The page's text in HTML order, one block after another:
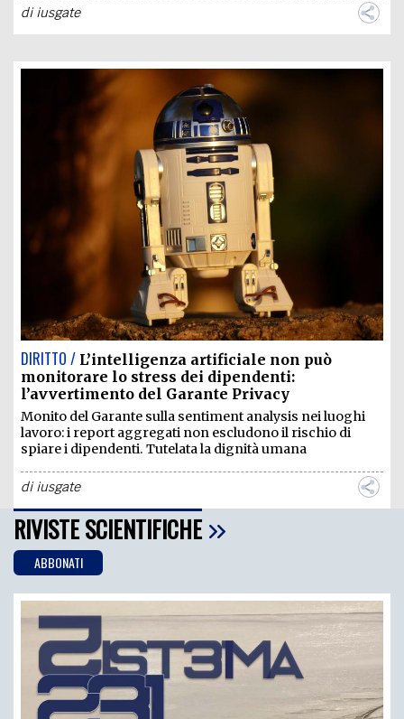
diiusgate
DIRITTO / L’intelligenza artificiale non può
monitorare lo stress dei dipendenti:
l’avvertimento del Garante Privacy
Monito del Garante sulla sentiment analysis nei luoghi
lavoro: i report aggregati non escludono il rischio di
spiare i dipendenti. Tutelata la dignità umana
diiusgate
RIVISTE SCIENTIFICHE
ABBONATI